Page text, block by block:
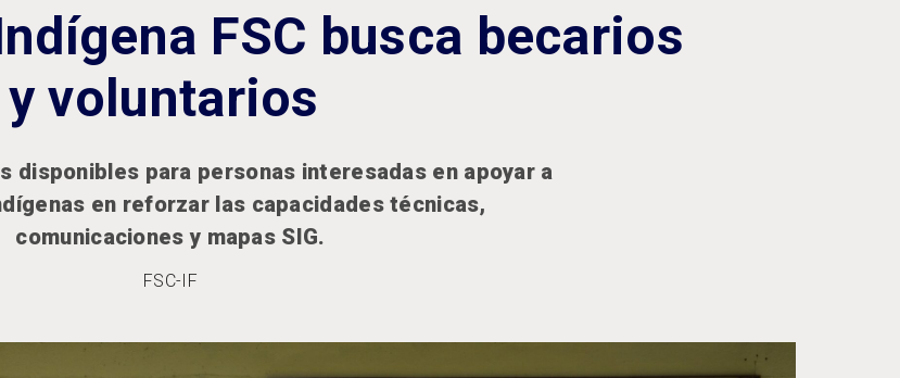
FSC busca becarios
y voluntarios
disponibles para personas interesadas en apoyar a
en reforzar las capacidades técnicas,
comunicaciones y mapas SIG.
FSC-IF